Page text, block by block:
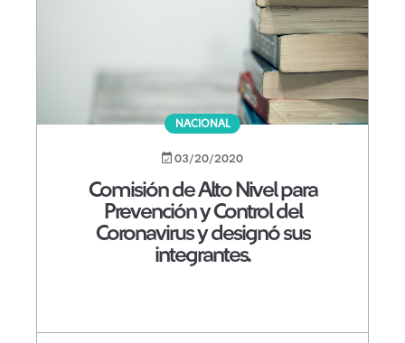
NACIONAL
03/20/2020
Comisión de Alto Nivel para
Prevención y Control del
Coronavirus y designó sus
integrantes.